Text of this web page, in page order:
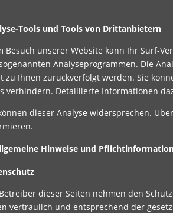
Tools und Tools von Drittanbietern
Besuch unserer Website kann Ihr Surf-
Analyseprogrammen. Die
zu Ihnen zurückverfolgt werden. Sie
verhindern. Detaillierte Informationen
dieser Analyse widersprechen.
Hinweise und
dieser Seiten nehmen den
vertraulich und entsprechend der